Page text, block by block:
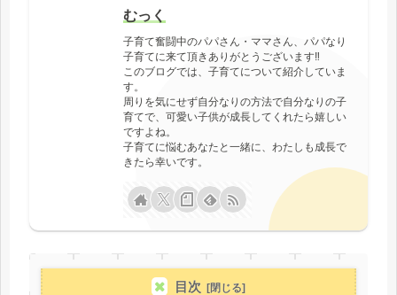
むっく
子育て奮闘中のパパさん・ママさん、パパなり
子育てに来て頂きありがとうございます‼
このブログでは、子育てについて紹介していま
す。
周りを気にせず自分なりの方法で自分なりの子
育てで、可愛い子供が成長してくれたら嬉しい
ですよね。
子育てに悩むあなたと一緒に、わたしも成長で
きたら幸いです。
目次